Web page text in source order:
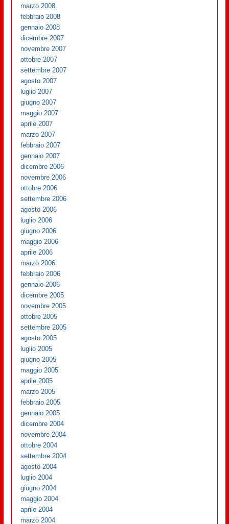
marzo 2008
febbraio 2008
gennaio 2008
dicembre 2007
novembre 2007
ottobre 2007
settembre 2007
agosto 2007
luglio 2007
giugno 2007
maggio 2007
aprile 2007
marzo 2007
febbraio 2007
gennaio 2007
dicembre 2006
novembre 2006
ottobre 2006
settembre 2006
agosto 2006
luglio 2006
giugno 2006
maggio 2006
aprile 2006
marzo 2006
febbraio 2006
gennaio 2006
dicembre 2005
novembre 2005
ottobre 2005
settembre 2005
agosto 2005
luglio 2005
giugno 2005
maggio 2005
aprile 2005
marzo 2005
febbraio 2005
gennaio 2005
dicembre 2004
novembre 2004
ottobre 2004
settembre 2004
agosto 2004
luglio 2004
giugno 2004
maggio 2004
aprile 2004
marzo 2004